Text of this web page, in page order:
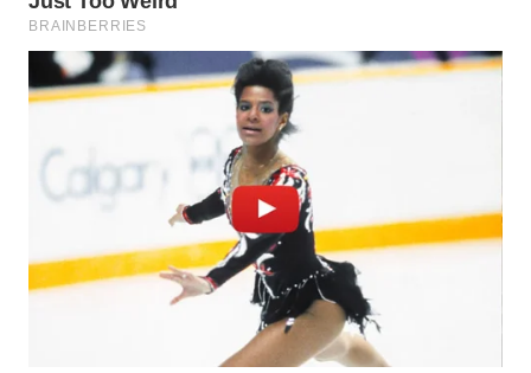
WN
DEPOK
UTARA
SAMOSIR